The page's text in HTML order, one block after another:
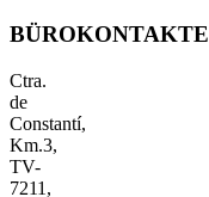
BÜROKONTAKTE
Ctra.
de
Constantí,
Km.3,
TV-
7211,